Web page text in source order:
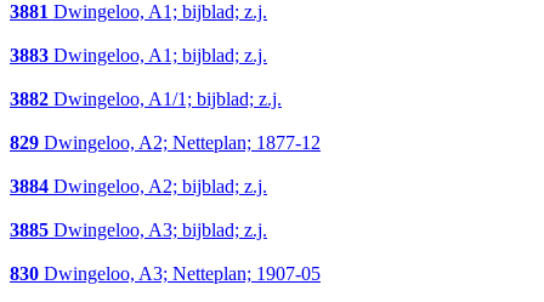
3881 Dwingeloo, A1; bijblad; z.j.
3883 Dwingeloo, A1; bijblad; z.j.
3882 Dwingeloo, A1/1; bijblad; z.j.
829 Dwingeloo, A2; Netteplan; 1877-12
3884 Dwingeloo, A2; bijblad; z.j.
3885 Dwingeloo, A3; bijblad; z.j.
830 Dwingeloo, A3; Netteplan; 1907-05